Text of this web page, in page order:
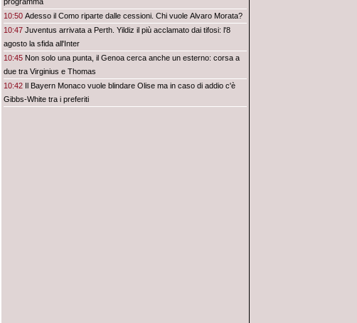
10:50 Adesso il Como riparte dalle cessioni. Chi vuole Alvaro Morata?
10:47 Juventus arrivata a Perth. Yildiz il più acclamato dai tifosi: l'8
agosto la sfida all'Inter
10:45 Non solo una punta, il Genoa cerca anche un esterno: corsa a
due tra Virginius e Thomas
10:42 Il Bayern Monaco vuole blindare Olise ma in caso di addio c'è
Gibbs-White tra i preferiti